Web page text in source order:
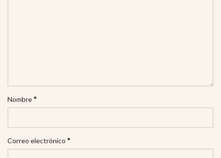
Nombre*
Correo electrónico *